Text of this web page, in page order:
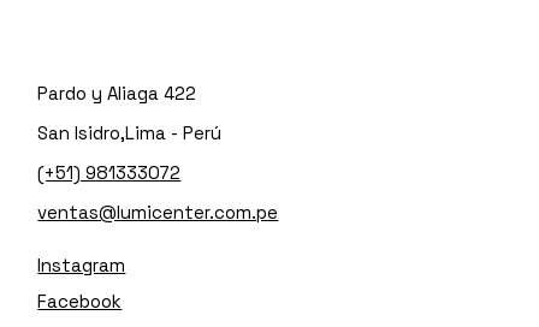
Pardo y Aliaga 422
San Isidro,Lima - Perú
(+51) 981333072
ventas@lumicenter.com.pe
Instagram
Facebook